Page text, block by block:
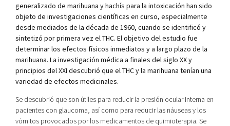
generalizado de marihuana y hachís para la intoxicación han sido
objeto de investigaciones científicas en curso, especialmente
desde mediados de la década de 1960, cuando se identificó y
sintetizó por primera vez el THC. El objetivo del estudio fue
determinar los efectos físicos inmediatos y a largo plazo de la
marihuana. La investigación médica a finales del siglo XX y
principios del XXI descubrió que el THC y la marihuana tenían una
variedad de efectos medicinales.
Se descubrió que son útiles para reducir la presión ocular interna en
pacientes con glaucoma, así como para reducir las náuseas y los
vómitos provocados por los medicamentos de quimioterapia. Se